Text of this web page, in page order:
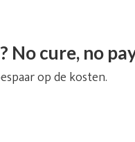
No cure, no
op de kosten.